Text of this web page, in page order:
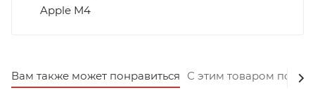
Apple M4
Вам также может понравиться С этим товаром